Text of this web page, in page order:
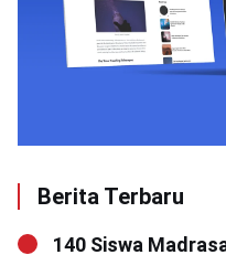
Berita Terbaru
140 Siswa